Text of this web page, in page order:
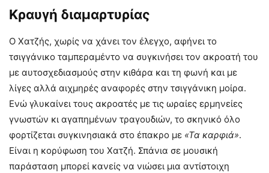
Κραυγή διαμαρτυρίας
Ο Χατζής, χωρίς να χάνει τον έλεγχο, αφήνει το
τσιγγάνικο ταμπεραμέντο να συγκινήσει τον ακροατή του
με αυτοσχεδιασμούς στην κιθάρα και τη φωνή και με
λίγες αλλά αιχμηρές αναφορές στην τσιγγάνικη μοίρα.
Ενώ γλυκαίνει τους ακροατές με τις ωραίες ερμηνείες
γνωστών κι αγαπημένων τραγουδιών, το σκηνικό όλο
φορτίζεται συγκινησιακά στο έπακρο με «Τα καρφιά».
Είναι η κορύφωση του Χατζή. Σπάνια σε μουσική
παράσταση μπορεί κανείς να νιώσει μια αντίστοιχη